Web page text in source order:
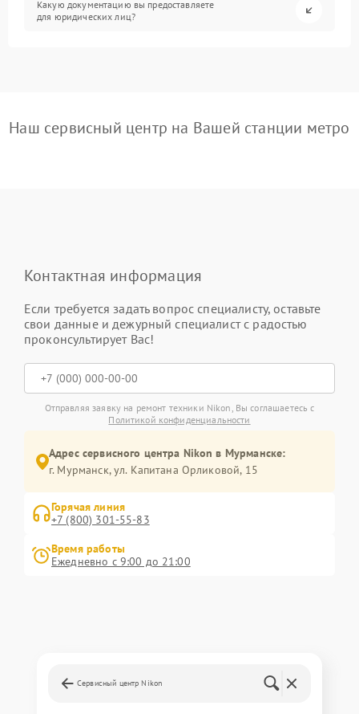
Какую документацию вы предоставляете
для юридических лиц?
Наш сервисный центр на Вашей станции метро
Контактная информация
Если требуется задать вопрос специалисту, оставьте
свои данные и дежурный специалист с радостью
проконсультирует Вас!
Отправляя заявку на ремонт техники Nikon, Вы соглашаетесь с
Политикой конфиденциальности
Адрес сервисного центра Nikon в Мурманске:
г. Мурманск, ул. Капитана Орликовой, 15
Горячая линия
+7 (800) 301-55-83
Время работы
Ежедневно с 9:00 до 21:00
Сервисный центр Nikon